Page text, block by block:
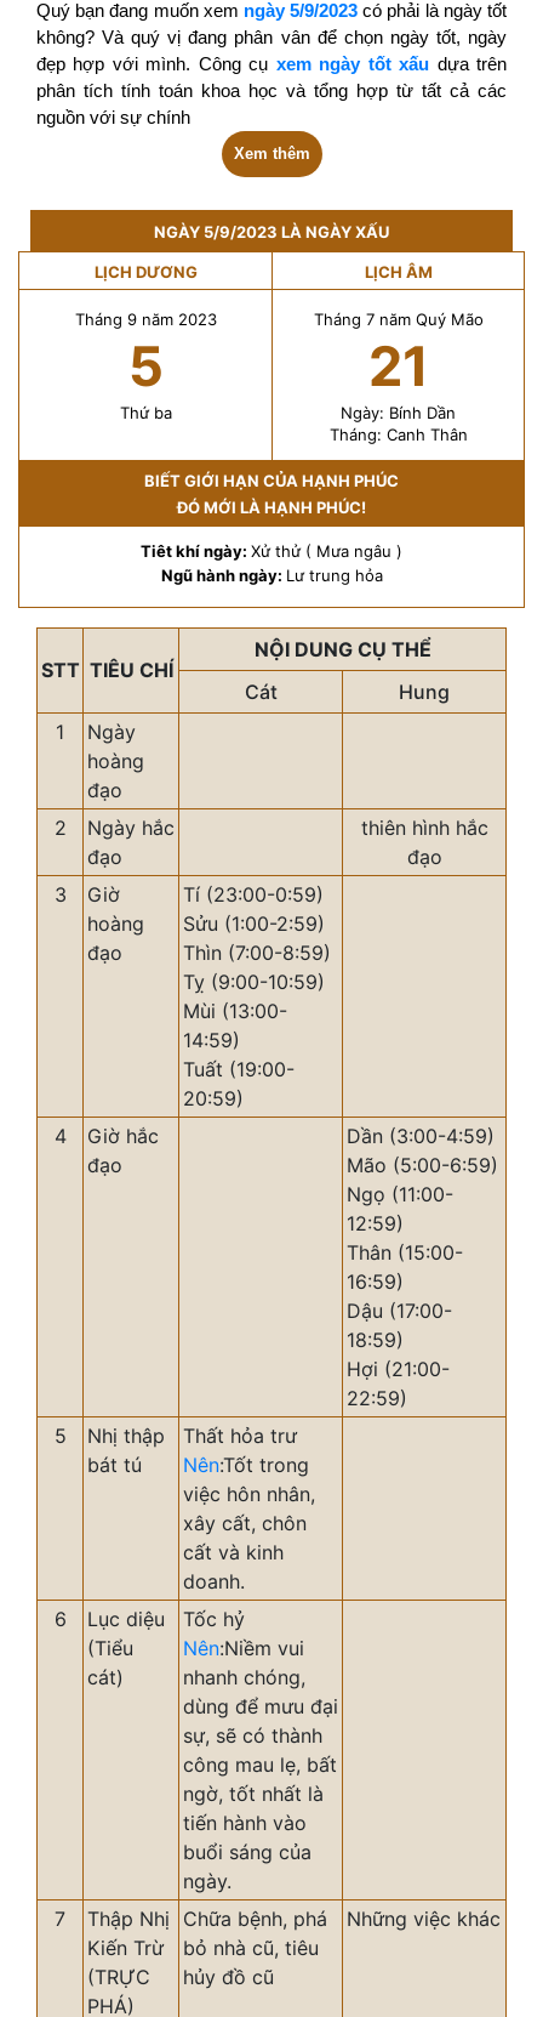
Quý bạn đang muốn xem ngày 5/9/2023 có phải là ngày tốt
không? Và quý vị đang phân vân để chọn ngày tốt, ngày
đẹp hợp với mình. Công cụ xem ngày tốt xấu dựa trên
phân tích tính toán khoa học và tổng hợp từ tất cả các
nguồn với sự chính
Xem thêm
NGÀY 5/9/2023 LÀ NGÀY XẤU
LỊCH DƯƠNG LỊCH ÂM
Tháng 9 năm 2023
5
Thứ ba
Tháng 7 năm Quý Mão
21
Ngày: Bính Dần
Tháng: Canh Thân
BIẾT GIỚI HẠN CỦA HẠNH PHÚC
ĐÓ MỚI LÀ HẠNH PHÚC!
Tiêt khí ngày: Xử thử ( Mưa ngâu )
Ngũ hành ngày: Lư trung hỏa
STT TIÊU CHÍ
NỘI DUNG CỤ THỂ
Cát
Hung
1
Ngày
hoàng
đạo
2
Ngày hắc
đạo
thiên hình hắc
đạo
3
Giờ
hoàng
đạo
Tí (23:00-0:59)
Sửu (1:00-2:59)
Thìn (7:00-8:59)
Tỵ (9:00-10:59)
Mùi (13:00-
14:59)
Tuất (19:00-
20:59)
4
Giờ hắc
đạo
Dần (3:00-4:59)
Mão (5:00-6:59)
Ngọ (11:00-
12:59)
Thân (15:00-
16:59)
Dậu (17:00-
18:59)
Hợi (21:00-
22:59)
5
Nhị thập
bát tú
Thất hỏa trư
Nên:Tốt trong
việc hôn nhân,
xây cất, chôn
cất và kinh
doanh.
6
Lục diệu
(Tiểu
cát)
Tốc hỷ
Nên:Niềm vui
nhanh chóng,
dùng để mưu đại
sự, sẽ có thành
công mau lẹ, bất
ngờ, tốt nhất là
tiến hành vào
buổi sáng của
ngày.
7
Thập Nhị
Kiến Trừ
(TRỰC
PHÁ)
Chữa bệnh, phá
bỏ nhà cũ, tiêu
hủy đồ cũ
Những việc khác